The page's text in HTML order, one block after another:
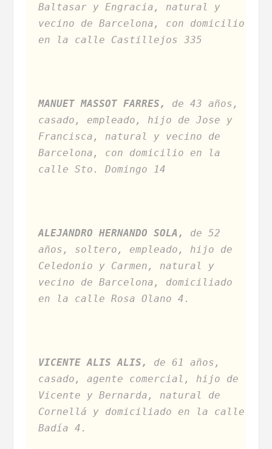
Baltasar y Engracia, natural y
vecino de Barcelona, con domicilio
en la calle Castillejos 335
MANUET MASSOT FARRES,
de 43 años,
casado, empleado, hijo de Jose y
Francisca, natural y vecino de
Barcelona, con domicilio en la
calle Sto. Domingo 14
ALEJANDRO HERNANDO SOLA,
de 52
años, soltero, empleado, hijo de
Celedonio y Carmen, natural y
vecino de Barcelona, domiciliado
en la calle Rosa Olano 4.
VICENTE ALIS ALIS,
de 61 años,
casado, agente comercial, hijo de
Vicente y Bernarda, natural de
Cornellá y domiciliado en la calle
Badía 4.